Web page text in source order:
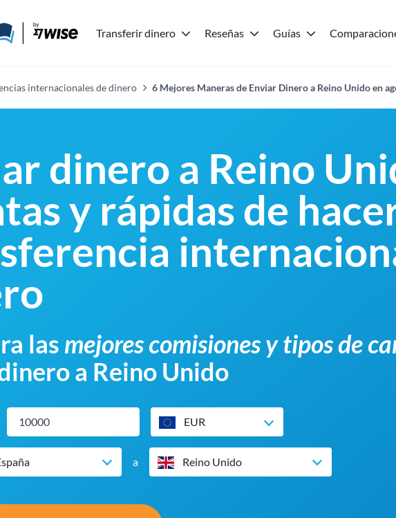
Transferir dinero Reseñas Guías
internacionales de dinero 6 Mejores Maneras de Enviar Dinero a Reino Unido en
dinero a Reino
y rápidas de
las mejores comisiones y tipos de
a Reino Unido
EUR
a Reino Unido